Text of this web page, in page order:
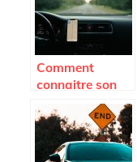
Comment
connaitre son
nombre de
points de
permis ? Auto
Moto Pneu